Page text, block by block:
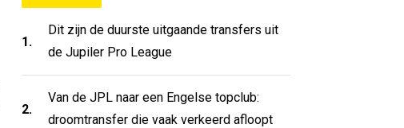
1.
Dit zijn de duurste uitgaande transfers uit
de Jupiler Pro League
2.
Van de JPL naar een Engelse topclub:
droomtransfer die vaak verkeerd afloopt